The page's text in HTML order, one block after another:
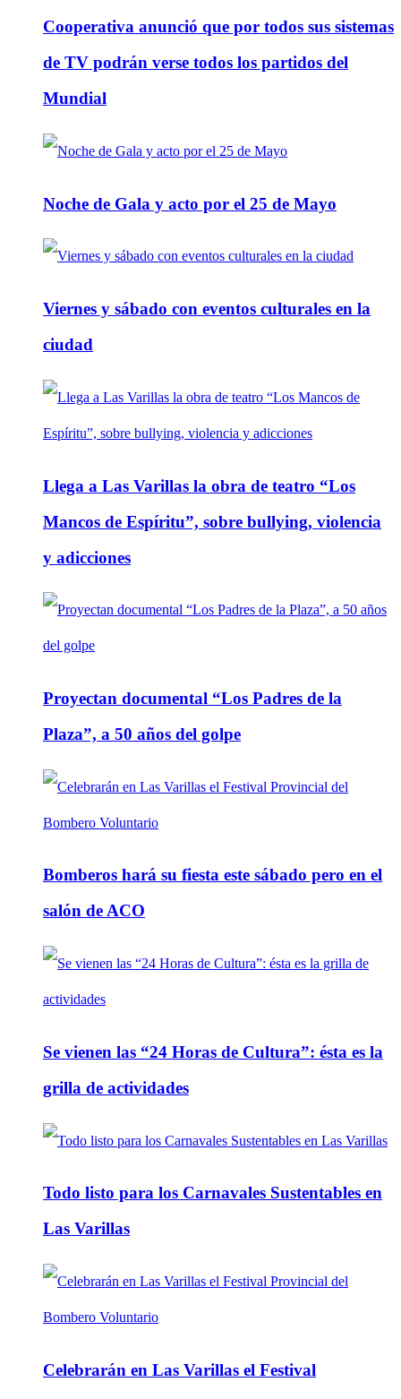
Cooperativa anunció que por todos sus sistemas
de TV podrán verse todos los partidos del
Mundial
Noche de Gala y acto por el 25 de Mayo
Viernes y sábado con eventos culturales en la
ciudad
Llega a Las Varillas la obra de teatro “Los
Mancos de Espíritu”, sobre bullying, violencia
y adicciones
Proyectan documental “Los Padres de la
Plaza”, a 50 años del golpe
Bomberos hará su fiesta este sábado pero en el
salón de ACO
Se vienen las “24 Horas de Cultura”: ésta es la
grilla de actividades
Todo listo para los Carnavales Sustentables en
Las Varillas
Celebrarán en Las Varillas el Festival